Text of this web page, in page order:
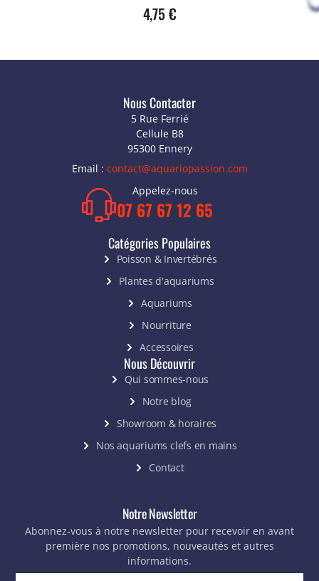
4,75€
Nous Contacter
5 Rue Ferrié
Cellule B8
95300 Ennery
Email : contact@aquariopassion.com
Appelez-nous
07 67 67 12 65
Catégories Populaires
Poisson & Invertébrés
Plantes d'aquariums
Aquariums
Nourriture
Accessoires
Nous Découvrir
Qui sommes-nous
Notre blog
Showroom & horaires
Nos aquariums clefs en mains
Contact
Notre Newsletter
Abonnez-vous à notre newsletter pour recevoir en avant
première nos promotions, nouveautés et autres
informations.